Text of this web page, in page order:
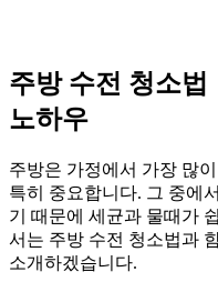
주방 수전 청소
노하우
주방은 가정에서 가장 많
특히 중요합니다. 그 중에
기 때문에 세균과 물때가
서는 주방 수전 청소법과
소개하겠습니다.